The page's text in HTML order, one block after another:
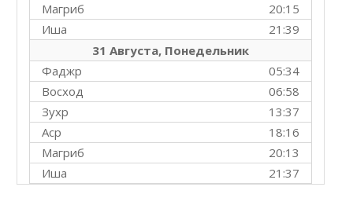
20:15
Магриб
21:39
Иша
31 Августа, Понедельник
05:34
Фаджр
06:58
Восход
13:37
Зухр
18:16
Аср
20:13
Магриб
21:37
Иша